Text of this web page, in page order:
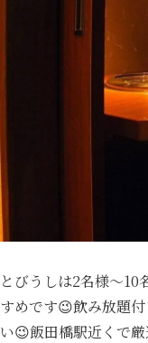
とびうしは2名様〜10
すめです😉飲み放題
い😉飯田橋駅近くで